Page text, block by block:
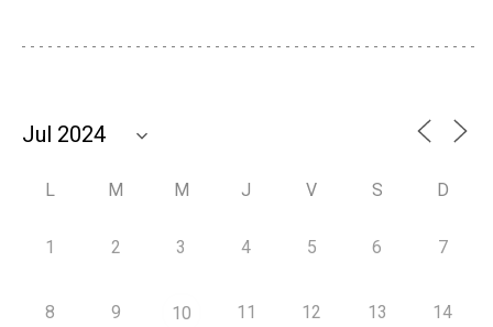
L M M J V S D
1 2 3 4 5 6 7
8 9 10 11 12 13 14